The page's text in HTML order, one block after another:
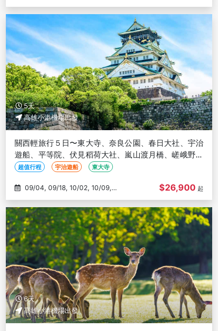
10/30
5天
高雄小港機場出發
關西輕旅行５日〜東大寺、奈良公園、春日大社、宇治
遊船、平等院、伏見稻荷大社、嵐山渡月橋、嵯峨野竹
林、大阪城公園-高雄出發
超值行程 宇治遊船 東大寺
10/16
$26,900 起
6天
高雄小港機場出發